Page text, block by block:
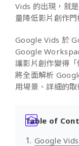
Vids 的出現，就
量降低影片創作
Google Vids 於
Google
讓影片創作變得
將全面解析
用場景、詳細的取
Table of
Google